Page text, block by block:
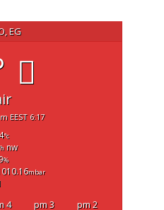
EG
6:17 am
EEST
°c
nw
%
mbar
2 pm
3 pm
4 pm